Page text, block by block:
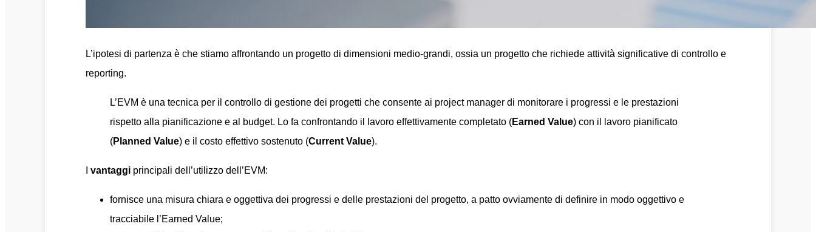
L’ipotesi di partenza è che stiamo affrontando un progetto di dimensioni medio-grandi, ossia un progetto che richiede attività significative di controllo e
reporting.
L’EVM è una tecnica per il controllo di gestione dei progetti che consente ai project manager di monitorare i progressi e le prestazioni
rispetto alla pianificazione e al budget. Lo fa confrontando il lavoro effettivamente completato (Earned Value) con il lavoro pianificato
(Planned Value) e il costo effettivo sostenuto (Current Value).
vantaggiprincipali dell’utilizzo dell’EVM:
fornisce una misura chiara e oggettiva dei progressi e delle prestazioni del progetto, a patto ovviamente di definire in modo oggettivo e
tracciabile l’Earned Value;